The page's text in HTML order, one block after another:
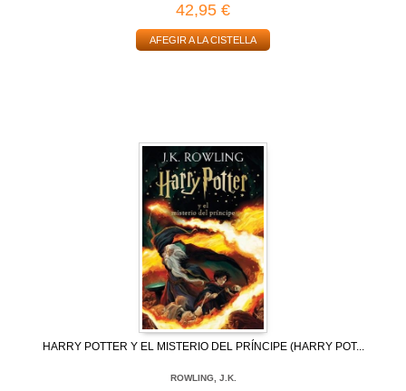
42,95 €
AFEGIR A LA CISTELLA
HARRY POTTER Y EL MISTERIO DEL PRÍNCIPE (HARRY POT...
ROWLING, J.K.